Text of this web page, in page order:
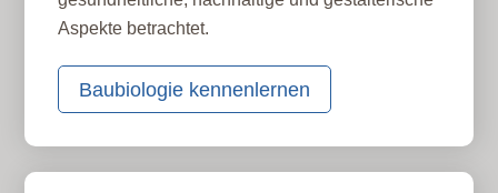
Aspekte betrachtet.
Baubiologie kennenlernen